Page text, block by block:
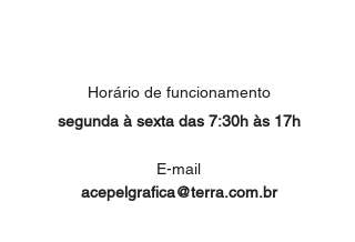
Horário de funcionamento
segunda à sexta das 7:30h às 17h
E-mail
acepelgrafica@terra.com.br